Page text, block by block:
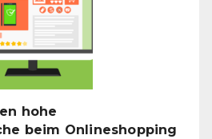
hohe
beim Onlineshopping